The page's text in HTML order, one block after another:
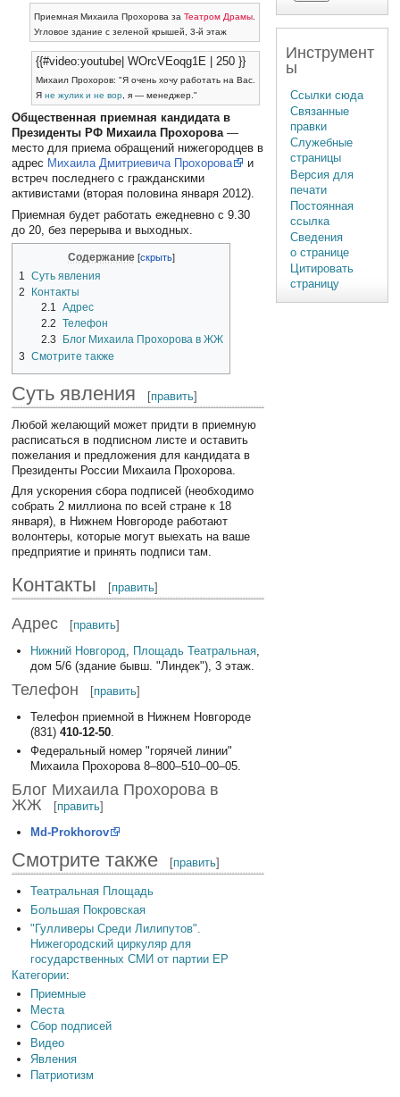
Приемная Михаила Прохорова за Театром Драмы.
Угловое здание с зеленой крышей, 3-й этаж
{{#video:youtube| WOrcVEoqg1E | 250 }}
Михаил Прохоров: "Я очень хочу работать на Вас.
Я не жулик и не вор, я — менеджер."
Общественная приемная кандидата в
Президенты РФ Михаила Прохорова—
место для приема обращений нижегородцев в
адрес Михаила Дмитриевича Прохорова
и
встреч последнего с гражданскими
активистами (вторая половина января 2012).
Приемная будет работать ежедневно с 9.30
до 20, без перерыва и выходных.
Содержание
1
Суть явления
2
Контакты
2.1 Адрес
2.2 Телефон
2.3
Блог Михаила Прохорова в ЖЖ
3
Смотрите также
Суть явления [править]
Любой желающий может придти в приемную
расписаться в подписном листе и оставить
пожелания и предложения для кандидата в
Президенты России Михаила Прохорова.
Для ускорения сбора подписей (необходимо
собрать 2 миллиона по всей стране к 18
января), в Нижнем Новгороде работают
волонтеры, которые могут выехать на ваше
предприятие и принять подписи там.
Контакты [править]
Адрес [править]
Нижний Новгород
Площадь Театральная,
дом 5/6 (здание бывш. "Линдек"), 3 этаж.
Телефон [править]
Телефон приемной в Нижнем Новгороде
(831) 410-12-50.
Федеральный номер "горячей линии"
Михаила Прохорова 8–800–510–00–05.
Блог Михаила Прохорова в
ЖЖ
[править]
Md-Prokhorov
Смотрите также [править]
Театральная Площадь
Большая Покровская
"Гулливеры Cреди Лилипутов".
Нижегородский циркуляр для
государственных СМИ от партии ЕР
Категории:
Приемные
Места
Сбор подписей
Видео
Явления
Патриотизм
Инструмент
ы
Ссылки сюда
Связанные
правки
Служебные
страницы
Версия для
печати
Постоянная
ссылка
Сведения
о странице
Цитировать
страницу